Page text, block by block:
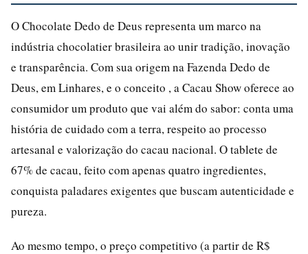
O Chocolate Dedo de Deus representa um marco na
indústria chocolatier brasileira ao unir tradição, inovação
e transparência. Com sua origem na Fazenda Dedo de
Deus, em Linhares, e o conceito , a Cacau Show oferece ao
consumidor um produto que vai além do sabor: conta uma
história de cuidado com a terra, respeito ao processo
artesanal e valorização do cacau nacional. O tablete de
67% de cacau, feito com apenas quatro ingredientes,
conquista paladares exigentes que buscam autenticidade e
pureza.
Ao mesmo tempo, o preço competitivo (a partir de R$